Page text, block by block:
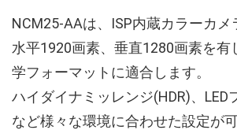
NCM25-AAは、ISP内蔵カラーカ
水平1920画素、垂直1280画素を
学フォーマットに適合します。
ハイダイナミッレンジ(HDR)、LED
など様々な環境に合わせた設定が可